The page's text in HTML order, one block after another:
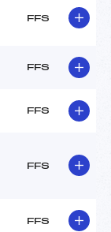
FFS
FFS
FFS
FFS
FFS